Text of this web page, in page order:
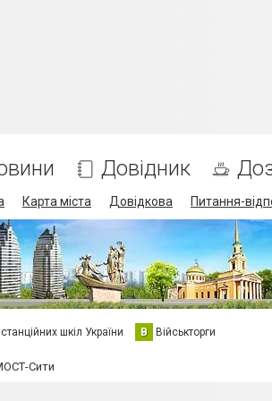
Довідник
Карта міста Довідкова Питання-
шкіл України В Військторги
Сити